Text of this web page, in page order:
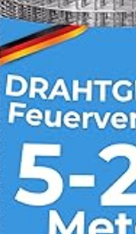
FEINMASCHIG
VERZINKT
I
8×8
MM
12M